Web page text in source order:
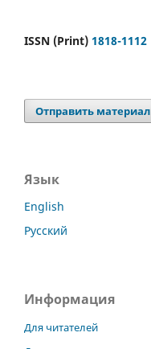
ISSN (Print) 1818-1112
Отправить материал
Язык
English
Русский
Информация
Для читателей